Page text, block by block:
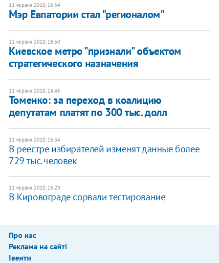
11 червня 2010, 16:54
Мэр Евпатории стал "регионалом"
11 червня 2010, 16:50
Киевское метро "признали" объектом
стратегического назначения
11 червня 2010, 16:46
Томенко: за переход в коалицию
депутатам платят по 300 тыс. долл
11 червня 2010, 16:34
В реестре избирателей изменят данные более
729 тыс. человек
11 червня 2010, 16:29
В Кировограде сорвали тестирование
Про нас
Реклама на сайті
Івенти